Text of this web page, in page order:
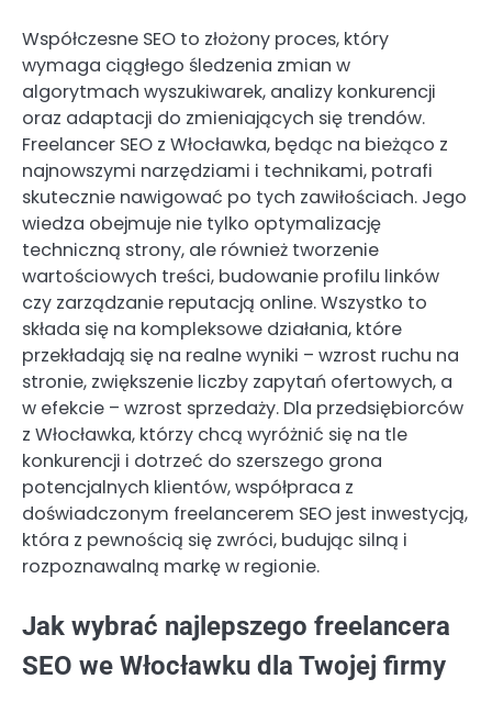
Współczesne SEO to złożony proces, który
wymaga ciągłego śledzenia zmian w
algorytmach wyszukiwarek, analizy konkurencji
oraz adaptacji do zmieniających się trendów.
Freelancer SEO z Włocławka, będąc na bieżąco z
najnowszymi narzędziami i technikami, potrafi
skutecznie nawigować po tych zawiłościach. Jego
wiedza obejmuje nie tylko optymalizację
techniczną strony, ale również tworzenie
wartościowych treści, budowanie profilu linków
czy zarządzanie reputacją online. Wszystko to
składa się na kompleksowe działania, które
przekładają się na realne wyniki – wzrost ruchu na
stronie, zwiększenie liczby zapytań ofertowych, a
w efekcie – wzrost sprzedaży. Dla przedsiębiorców
z Włocławka, którzy chcą wyróżnić się na tle
konkurencji i dotrzeć do szerszego grona
potencjalnych klientów, współpraca z
doświadczonym freelancerem SEO jest inwestycją,
która z pewnością się zwróci, budując silną i
rozpoznawalną markę w regionie.
Jak wybrać najlepszego freelancera
SEO we Włocławku dla Twojej firmy